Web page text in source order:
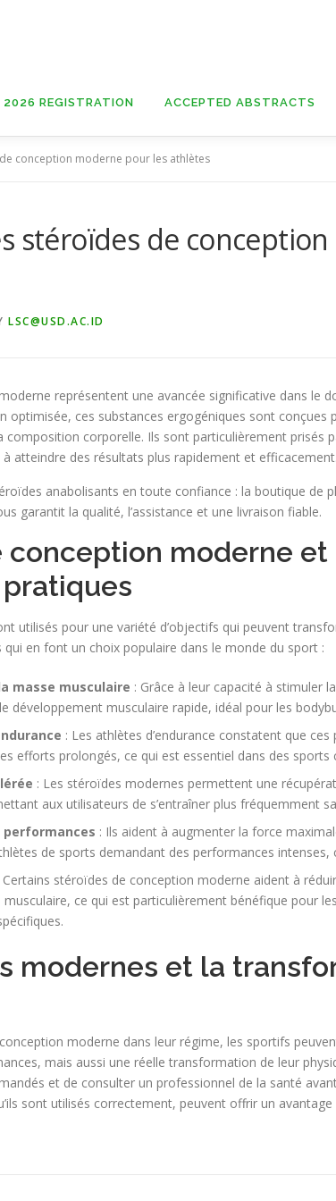
2026 REGISTRATION ACCEPTED ABSTRACTS
conception moderne pour les athlètes
stéroïdes de
LSC@USD.AC.ID
représentent une avancée significative dans le
optimisée, ces substances ergogéniques sont conçues
composition corporelle. Ils sont particulièrement prisés
atteindre des résultats plus rapidement et efficacement.
anabolisants en toute confiance : la boutique de
garantit la qualité, l’assistance et une livraison fiable.
conception moderne et
utilisés pour une variété d’objectifs qui peuvent
qui en font un choix populaire dans le monde du sport :
masse musculaire : Grâce à leur capacité à stimuler
développement musculaire rapide, idéal pour les
: Les athlètes d’endurance constatent que
efforts prolongés, ce qui est essentiel dans des
: Les stéroïdes modernes permettent une
aux utilisateurs de s’entraîner plus fréquemment
: Ils aident à augmenter la force
de sports demandant des performances intenses,
Certains stéroïdes de conception moderne aident à
ce qui est particulièrement bénéfique pour
modernes et la
moderne dans leur régime, les sportifs
mais aussi une réelle transformation de leur
et de consulter un professionnel de la santé
sont utilisés correctement, peuvent offrir un